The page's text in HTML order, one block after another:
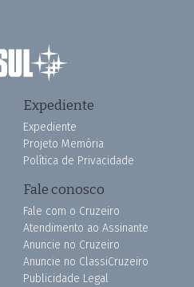
Expediente
Expediente
Projeto Memória
Política de Privacidade
Fale conosco
Fale com o Cruzeiro
Atendimento ao Assinante
Anuncie no Cruzeiro
Anuncie no ClassiCruzeiro
Publicidade Legal